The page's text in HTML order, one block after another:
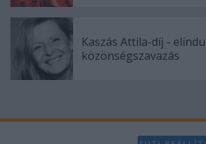
Kaszás Attila-díj -
közönségszavazás